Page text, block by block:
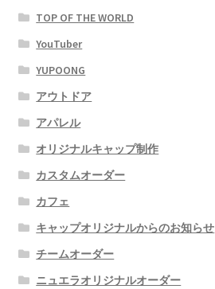
TOP OF THE WORLD
YouTuber
YUPOONG
アウトドア
アパレル
オリジナルキャップ制作
カスタムオーダー
カフェ
キャップオリジナルからのお知らせ
チームオーダー
ニュエラオリジナルオーダー